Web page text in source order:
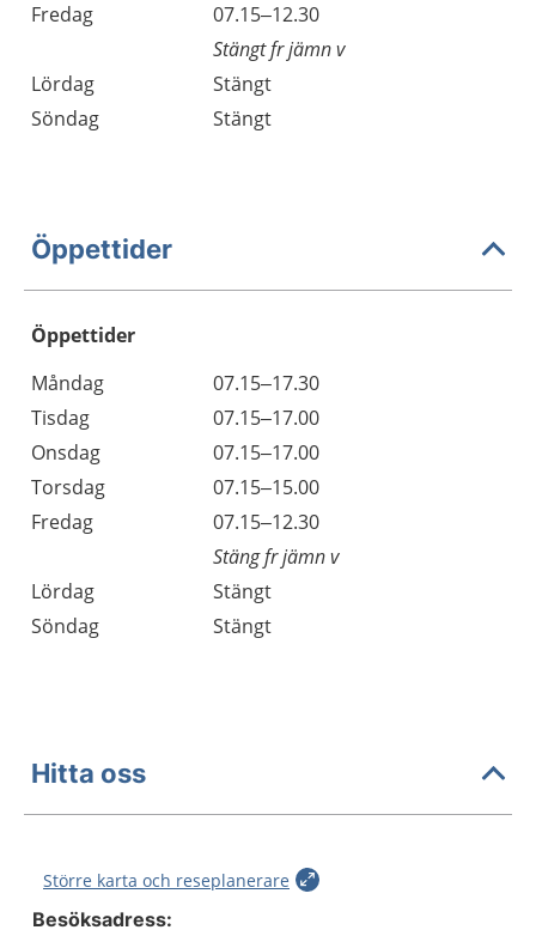
Fredag
07.15–12.30
Stängt fr jämn v
Lördag
Stängt
Söndag
Stängt
Öppettider
Öppettider
Dag
Öppettider
Kommentarer
Måndag
07.15–17.30
Tisdag
07.15–17.00
Onsdag
07.15–17.00
Torsdag
07.15–15.00
Fredag
07.15–12.30
Stäng fr jämn v
Lördag
Stängt
Söndag
Stängt
Hitta oss
Större karta och reseplanerare
Besöksadress: